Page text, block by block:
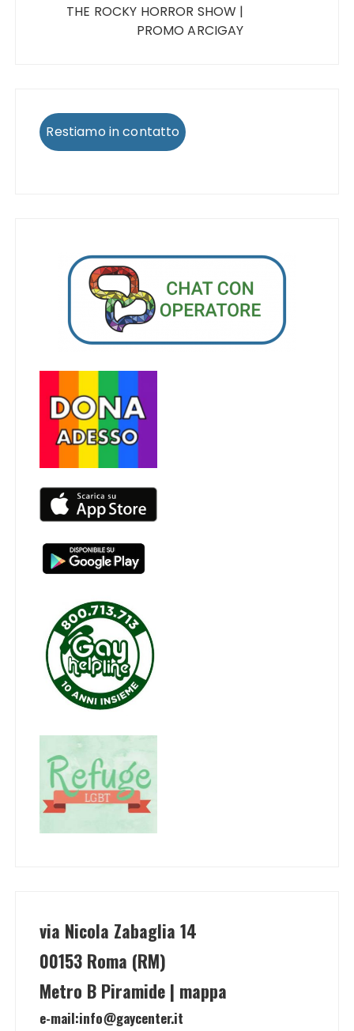
THE ROCKY HORROR SHOW |
PROMO ARCIGAY
Restiamo in contatto
via Nicola Zabaglia 14
00153 Roma (RM)
Metro B Piramide | mappa
e-mail:info@gaycenter.it